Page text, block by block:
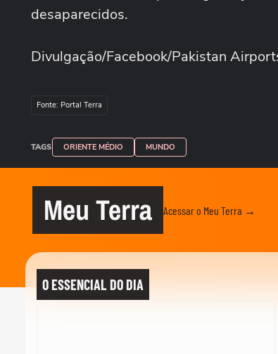
desaparecidos.
Divulgação/Facebook/Pakistan
Fonte: Portal Terra
TAGS ORIENTE MÉDIO MUNDO
Meu Terra Acessar o Meu Terra →
O ESSENCIAL DO DIA